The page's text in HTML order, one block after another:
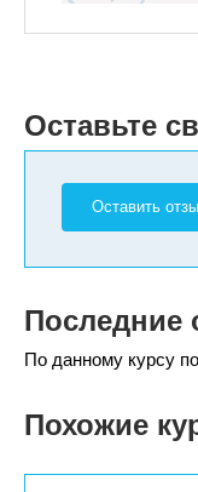
Оставьте
Оставить
Последние
По данному курсу
Похожие